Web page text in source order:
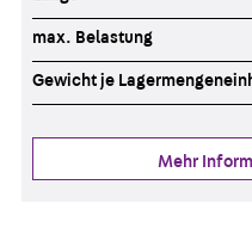
max. Belastung
Gewicht je
Mehr